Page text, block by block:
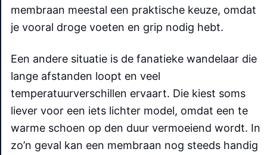
membraan meestal een praktische keuze, omdat
je vooral droge voeten en grip nodig hebt.
Een andere situatie is de fanatieke wandelaar die
lange afstanden loopt en veel
temperatuurverschillen ervaart. Die kiest soms
liever voor een iets lichter model, omdat een te
warme schoen op den duur vermoeiend wordt. In
zo’n geval kan een membraan nog steeds handig